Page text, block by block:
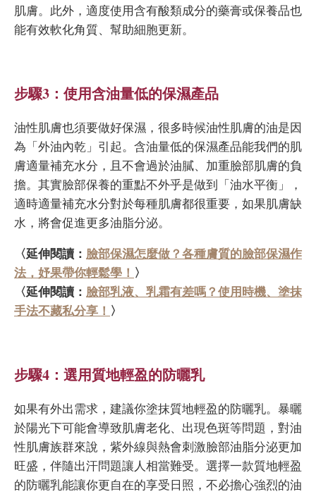
肌膚。此外，適度使用含有酸類成分的藥膏或保養品也
能有效軟化角質、幫助細胞更新。
步驟3：使用含油量低的保濕產品
油性肌膚也須要做好保濕，很多時候油性肌膚的油是因
為「外油內乾」引起。含油量低的保濕產品能我們的肌
膚適量補充水分，且不會過於油膩、加重臉部肌膚的負
擔。其實臉部保養的重點不外乎是做到「油水平衡」，
適時適量補充水分對於每種肌膚都很重要，如果肌膚缺
水，將會促進更多油脂分泌。
〈延伸閱讀： 臉部保濕怎麼做？各種膚質的臉部保濕作
法，妤果帶你輕鬆學！ 〉
〈延伸閱讀： 臉部乳液、乳霜有差嗎？使用時機、塗抹
手法不藏私分享！ 〉
步驟4：選用質地輕盈的防曬乳
如果有外出需求，建議你塗抹質地輕盈的防曬乳。暴曬
於陽光下可能會導致肌膚老化、出現色斑等問題，對油
性肌膚族群來說，紫外線與熱會刺激臉部油脂分泌更加
旺盛，伴隨出汗問題讓人相當難受。選擇一款質地輕盈
的防曬乳能讓你更自在的享受日照，不必擔心強烈的油